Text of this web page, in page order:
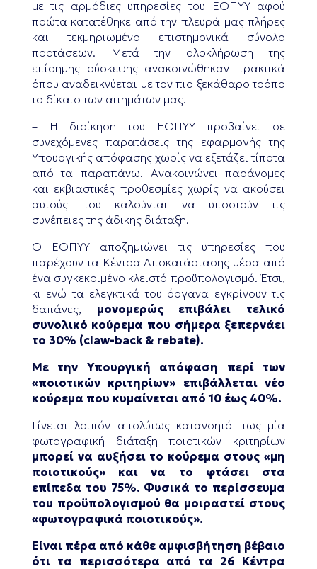
με τις αρμόδιες υπηρεσίες του ΕΟΠΥΥ αφού
πρώτα κατατέθηκε από την πλευρά μας πλήρες
και τεκμηριωμένο επιστημονικά σύνολο
προτάσεων. Μετά την ολοκλήρωση της
επίσημης σύσκεψης ανακοινώθηκαν πρακτικά
όπου αναδεικνύεται με τον πιο ξεκάθαρο τρόπο
το δίκαιο των αιτημάτων μας.
– Η διοίκηση του ΕΟΠΥΥ προβαίνει σε
συνεχόμενες παρατάσεις της εφαρμογής της
Υπουργικής απόφασης χωρίς να εξετάζει τίποτα
από τα παραπάνω. Ανακοινώνει παράνομες
και εκβιαστικές προθεσμίες χωρίς να ακούσει
αυτούς που καλούνται να υποστούν τις
συνέπειες της άδικης διάταξη.
Ο ΕΟΠΥΥ αποζημιώνει τις υπηρεσίες που
παρέχουν τα Κέντρα Αποκατάστασης μέσα από
ένα συγκεκριμένο κλειστό προϋπολογισμό. Έτσι,
κι ενώ τα ελεγκτικά του όργανα εγκρίνουν τις
δαπάνες, μονομερώς επιβάλει τελικό
συνολικό κούρεμα που σήμερα ξεπερνάει
το 30% (claw-back & rebate).
Με την Υπουργική απόφαση περί των
«ποιοτικών κριτηρίων» επιβάλλεται νέο
κούρεμα που κυμαίνεται από 10 έως 40%.
Γίνεται λοιπόν απολύτως κατανοητό πως μία
φωτογραφική διάταξη ποιοτικών κριτηρίων
μπορεί να αυξήσει το κούρεμα στους «μη
ποιοτικούς» και να το φτάσει στα
επίπεδα του 75%. Φυσικά το περίσσευμα
του προϋπολογισμού θα μοιραστεί στους
«φωτογραφικά ποιοτικούς».
Είναι πέρα από κάθε αμφισβήτηση βέβαιο
ότι τα περισσότερα από τα 26 Κέντρα